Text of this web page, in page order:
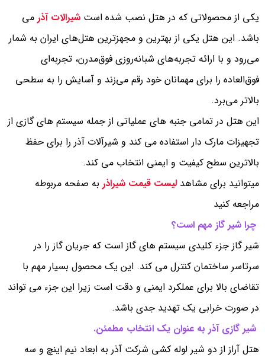
یکی از محصولاتی که در هتل نصب شده است شیرالات آذر می
باشد. این هتل یکی از بهترین و مجهزترین هتل‌های ایران به شمار
می‌رود و با ارائه تجربه‌های شبانه‌روزی فوق‌مدرن، تجربه‌ای
فوق‌العاده را برای مهمانان خود رقم می‌زند و آسایش را به سطحی
بالاتر می‌برد.
این هتل در تمامی جنبه های عملیاتی از جمله سیستم های گازی از
تجهیزات مارک دار استفاده می کند و شیرآلات آذر را برای حفظ
بالاترین سطح کیفیت و ایمنی انتخاب می کند.
میتوانید برای مشاهد لیست قیمت شیراذر به صفحه مربوطه
مراجعه کنید
چرا شیر گاز مهم است؟
شیر گاز جزء کلیدی سیستم های گاز است که جریان گاز را در
سرتاسر ساختمان کنترل می کند. این یک محصول بسیار مهم با
تقاضای بالا برای عملکرد ایمنی و دقت است زیرا این جزء می تواند
در صورت خرابی یک تهدید جدی باشد.
شیر گازی آذر به عنوان یک انتخاب مطمئن.
هتل آراز از دو شیر لوله کشی شرکت آذر به ابعاد نیم اینچ و سه